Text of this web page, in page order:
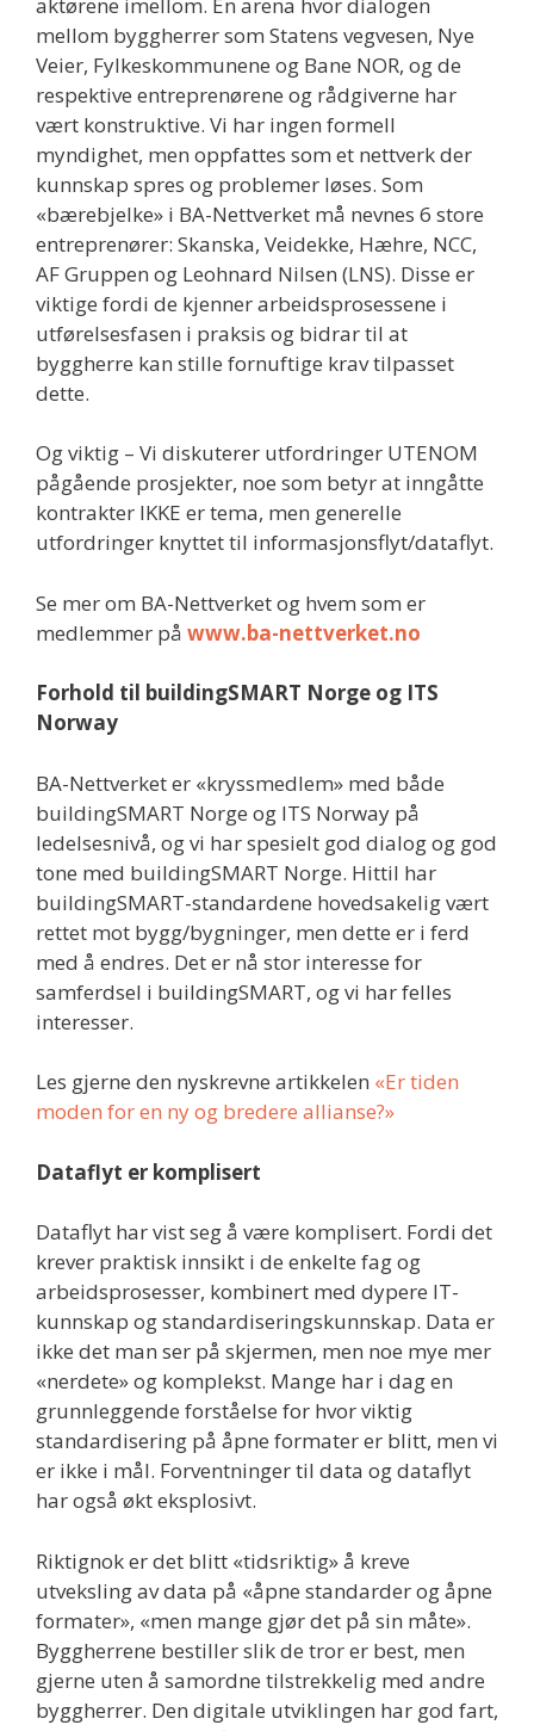
mellom byggherrer som Statens vegvesen, Nye
Veier, Fylkeskommunene og Bane NOR, og de
respektive entreprenørene og rådgiverne har
vært konstruktive. Vi har ingen formell
myndighet, men oppfattes som et nettverk der
kunnskap spres og problemer løses. Som
«bærebjelke» i BA-Nettverket må nevnes 6 store
entreprenører: Skanska, Veidekke, Hæhre, NCC,
AF Gruppen og Leohnard Nilsen (LNS). Disse er
viktige fordi de kjenner arbeidsprosessene i
utførelsesfasen i praksis og bidrar til at
byggherre kan stille fornuftige krav tilpasset
dette.
Og viktig – Vi diskuterer utfordringer UTENOM
pågående prosjekter, noe som betyr at inngåtte
kontrakter IKKE er tema, men generelle
utfordringer knyttet til informasjonsflyt/dataflyt.
Se mer om BA-Nettverket og hvem som er
medlemmer på www.ba-nettverket.no
Forhold til buildingSMART Norge og ITS
Norway
BA-Nettverket er «kryssmedlem» med både
buildingSMART Norge og ITS Norway på
ledelsesnivå, og vi har spesielt god dialog og god
tone med buildingSMART Norge. Hittil har
buildingSMART-standardene hovedsakelig vært
rettet mot bygg/bygninger, men dette er i ferd
med å endres. Det er nå stor interesse for
samferdsel i buildingSMART, og vi har felles
interesser.
Les gjerne den nyskrevne artikkelen «Er tiden
moden for en ny og bredere allianse?»
Dataflyt er komplisert
Dataflyt har vist seg å være komplisert. Fordi det
krever praktisk innsikt i de enkelte fag og
arbeidsprosesser, kombinert med dypere IT-
kunnskap og standardiseringskunnskap. Data er
ikke det man ser på skjermen, men noe mye mer
«nerdete» og komplekst. Mange har i dag en
grunnleggende forståelse for hvor viktig
standardisering på åpne formater er blitt, men vi
er ikke i mål. Forventninger til data og dataflyt
har også økt eksplosivt.
Riktignok er det blitt «tidsriktig» å kreve
utveksling av data på «åpne standarder og åpne
formater», «men mange gjør det på sin måte».
Byggherrene bestiller slik de tror er best, men
gjerne uten å samordne tilstrekkelig med andre
byggherrer. Den digitale utviklingen har god fart,